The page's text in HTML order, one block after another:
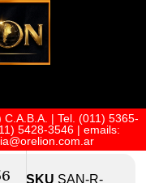
| Tel. (011) 5365-
5428-3546 | emails:
SKU SAN-R-